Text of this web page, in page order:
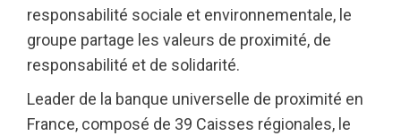
responsabilité sociale et environnementale, le
groupe partage les valeurs de proximité, de
responsabilité et de solidarité.
Leader de la banque universelle de proximité en
France, composé de 39 Caisses régionales, le